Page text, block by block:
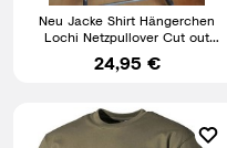
Neu Jacke Shirt Hängerchen
Lochi Netzpullover Cut out
Made Italy 46,48,50
24,95 €